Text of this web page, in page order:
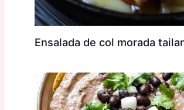
Ensalada de col morada